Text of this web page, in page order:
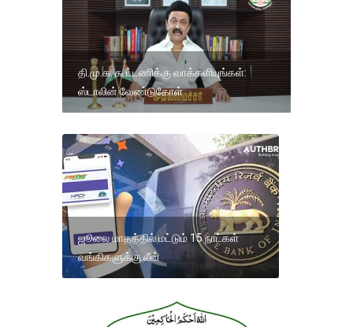
தி.மு.க. கூட்டணிக்கு வாக்களியுங்கள்:
ஸ்டாலின் வேண்டுகோள்
ஜூலை மாதத்தில் மட்டும் 15 நாட்கள்
வங்கிகளுக்கு லீவ்